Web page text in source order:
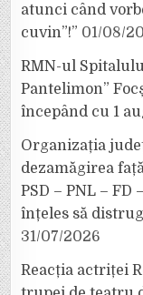
atunci când
cuvin”!” 01/08/
RMN-ul
Pantelimon”
începând cu 1
Organizația
dezamăgirea
PSD – PNL – FD
înțeles să
31/07/2026
Reacția actriței